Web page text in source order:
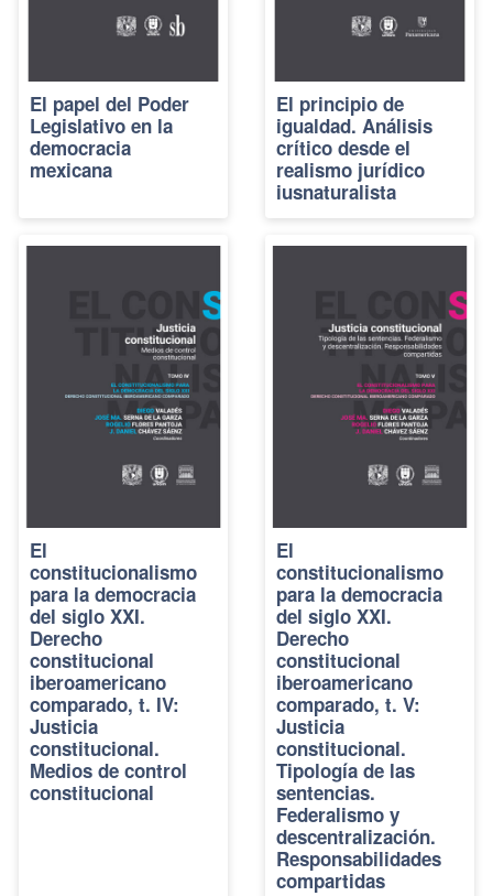
El papel del Poder
Legislativo en la
democracia
mexicana
El principio de
igualdad. Análisis
crítico desde el
realismo jurídico
iusnaturalista
El
constitucionalismo
para la democracia
del siglo XXI.
Derecho
constitucional
iberoamericano
comparado, t. IV:
Justicia
constitucional.
Medios de control
constitucional
El
constitucionalismo
para la democracia
del siglo XXI.
Derecho
constitucional
iberoamericano
comparado, t. V:
Justicia
constitucional.
Tipología de las
sentencias.
Federalismo y
descentralización.
Responsabilidades
compartidas